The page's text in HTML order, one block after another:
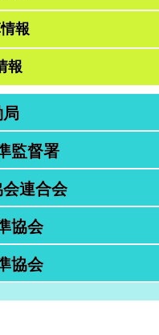
報
報
局
監督署
連合会
協会
協会